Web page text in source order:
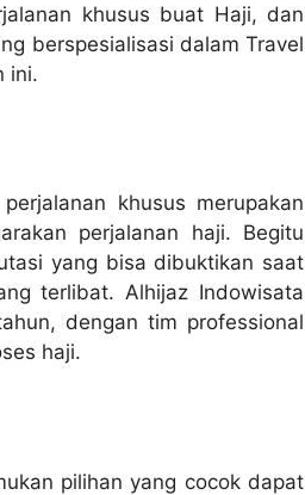
khusus buat Haji, dan
berspesialisasi dalam Travel
ini.
khusus merupakan
perjalanan haji. Begitu
yang bisa dibuktikan saat
terlibat. Alhijaz Indowisata
dengan tim professional
haji.
pilihan yang cocok dapat